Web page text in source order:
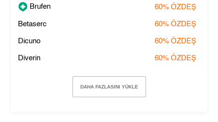
Brufen 60% ÖZDEŞ
Betaserc 60% ÖZDEŞ
Dicuno 60% ÖZDEŞ
Diverin 60% ÖZDEŞ
DAHA FAZLASINI YÜKLE